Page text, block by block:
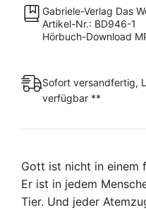
Gabriele-Verlag Das
Artikel-Nr.: BD946-1
Hörbuch-Download
Sofort versandfertig,
verfügbar **
Gott ist nicht in einem
Er ist in jedem
Tier. Und jeder